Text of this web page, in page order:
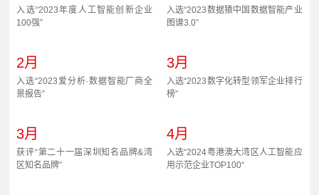
入选“2023年度人工智能创新企业
100强”
入选“2023数据猿中国数据智能产业
图谱3.0”
2月
入选“2023爱分析·数据智能厂商全
景报告”
3月
入选“2023数字化转型领军企业排行
榜”
3月
获评“第二十一届深圳知名品牌&湾
区知名品牌”
4月
入选“2024粤港澳大湾区人工智能应
用示范企业TOP100“